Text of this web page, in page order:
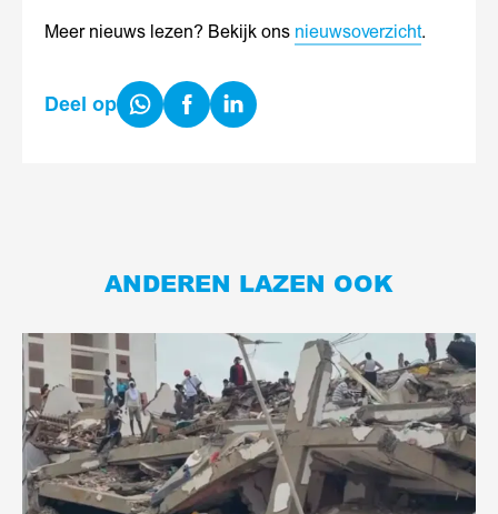
Meer nieuws lezen? Bekijk ons nieuwsoverzicht.
Deel opShare
on
Share
on
Share
on
ANDEREN LAZEN OOK
Lees
meer